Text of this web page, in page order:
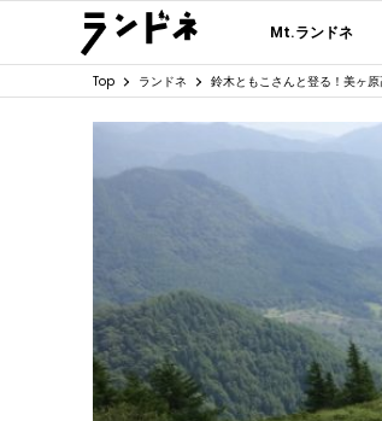
Mt.ランドネ
Top ランドネ 鈴木ともこさんと登る！美ヶ